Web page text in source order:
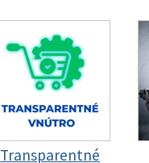
Transparentné